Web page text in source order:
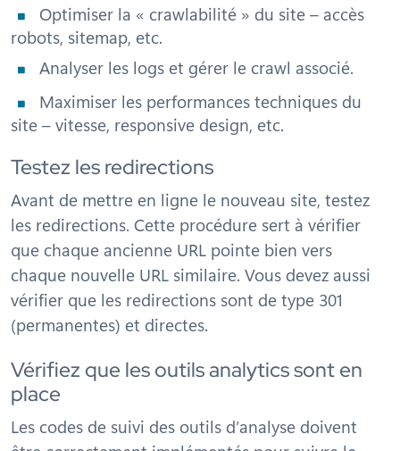
Optimiser la « crawlabilité » du site – accès
robots, sitemap, etc.
Analyser les logs et gérer le crawl associé.
Maximiser les performances techniques du
site – vitesse, responsive design, etc.
Testez les redirections
Avant de mettre en ligne le nouveau site, testez
les redirections. Cette procédure sert à vérifier
que chaque ancienne URL pointe bien vers
chaque nouvelle URL similaire. Vous devez aussi
vérifier que les redirections sont de type 301
(permanentes) et directes.
Vérifiez que les outils analytics sont en
place
Les codes de suivi des outils d’analyse doivent